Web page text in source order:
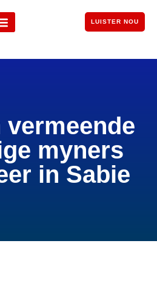
LUISTER NOU
vermeende
myners
in Sabie